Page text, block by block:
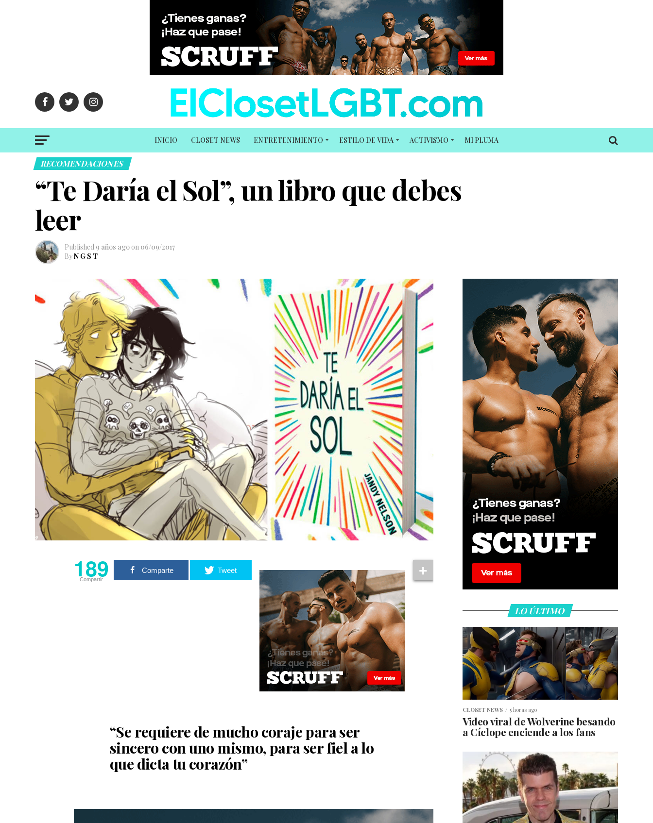
INICIO CLOSET NEWS ENTRETENIMIENTO ESTILO DE VIDA ACTIVISMO MI PLUMA
RECOMENDACIONES
“Te Daría el Sol”, un libro que debes
leer
Published 9 años ago on 06/09/2017
ByN G S T
189
Compartir
Comparte Tweet
“Se requiere de mucho coraje para ser
sincero con uno mismo, para ser fiel a lo
que dicta tu corazón”
LO ÚLTIMO
CLOSET NEWS 5 horas ago
Video viral de Wolverine besando
a Cíclope enciende a los fans